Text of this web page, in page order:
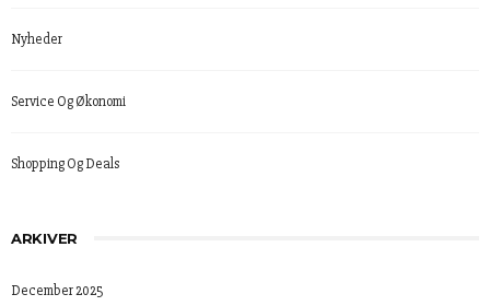
Nyheder
Service Og Økonomi
Shopping Og Deals
ARKIVER
December 2025